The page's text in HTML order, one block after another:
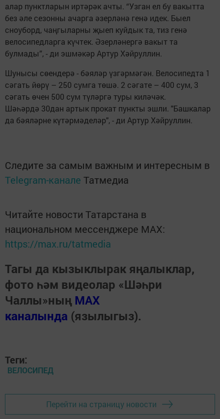
алар пунктларын иртәрәк ачты. “Узган ел бу вакытта
без әле сезонны ачарга әзерләнә генә идек. Быел
сноуборд, чаңгыларны җыеп куйдык та, тиз генә
велосипедларга күчтек. Әзерләнергә вакыт та
булмады”, - ди эшмәкәр Артур Хәйруллин.
Шунысы сөендерә - бәяләр үзгәрмәгән. Велосипедта 1
сәгать йөрү – 250 сумга төшә. 2 сәгате – 400 сум, 3
сәгать өчен 500 сум түләргә туры киләчәк.
Шәһәрдә 30дан артык прокат пункты эшли. "Башкалар
да бәяләрне күтәрмәделәр", - ди Артур Хәйруллин.
Следите за самым важным и интересным в
Telegram-канале Татмедиа
Читайте новости Татарстана в
национальном мессенджере MАХ:
https://max.ru/tatmedia
Тагы да кызыклырак яңалыклар,
фото һәм видеолар «Шәһри
Чаллы»ның MAX
каналында (язылыгыз).
Теги:
ВЕЛОСИПЕД
Перейти на страницу новости